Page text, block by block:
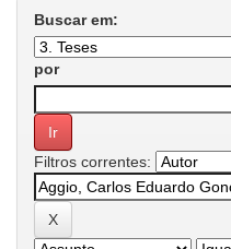
Buscar em:
por
Filtros correntes: